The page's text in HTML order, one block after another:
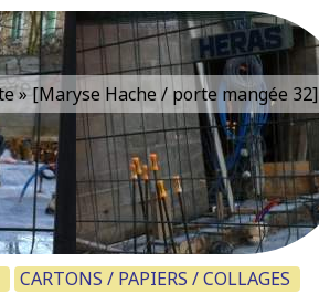
» [Maryse Hache / porte mangée 32]
CARTONS / PAPIERS / COLLAGES